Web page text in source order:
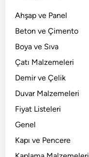
Ahşap ve Panel
Beton ve Çimento
Boya ve Sıva
Çatı Malzemeleri
Demir ve Çelik
Duvar Malzemeleri
Fiyat Listeleri
Genel
Kapı ve Pencere